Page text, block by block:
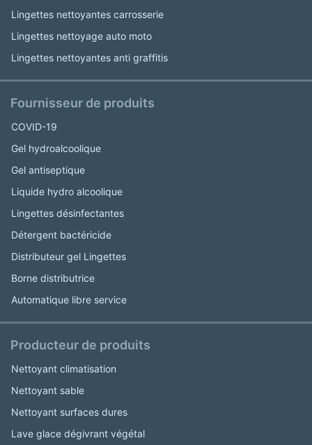
Lingettes nettoyantes carrosserie
Lingettes nettoyage auto moto
Lingettes nettoyantes anti graffitis
Fournisseur de produits
COVID-19
Gel hydroalcoolique
Gel antiseptique
Liquide hydro alcoolique
Lingettes désinfectantes
Détergent bactéricide
Distributeur gel Lingettes
Borne distributrice
Automatique libre service
Producteur de produits
Nettoyant climatisation
Nettoyant sable
Nettoyant surfaces dures
Lave glace dégivrant végétal